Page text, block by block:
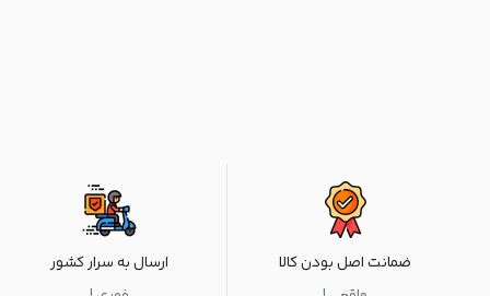
ضمانت اصل بودن کالا
ارسال به سرار کشور